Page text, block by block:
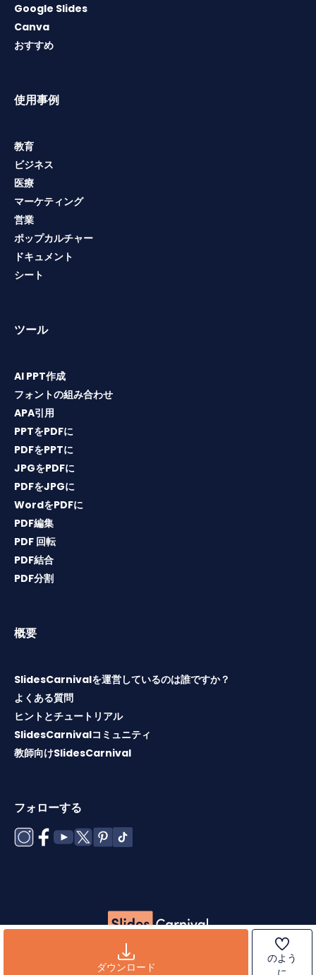
ダウンロード
のよう
Google Slides
Canva
おすすめ
使用事例
教育
ビジネス
医療
マーケティング
営業
ポップカルチャー
ドキュメント
シート
ツール
AI PPT作成
フォントの組み合わせ
APA引用
PPTをPDFに
PDFをPPTに
JPGをPDFに
PDFをJPGに
WordをPDFに
PDF編集
PDF 回転
PDF結合
PDF分割
概要
SlidesCarnivalを運営しているのは誰ですか？
よくある質問
ヒントとチュートリアル
SlidesCarnivalコミュニティ
教師向けSlidesCarnival
フォローする
利用規約 テンプレートライセンス·ク
ッキーポリシー
プライバシーポリシー